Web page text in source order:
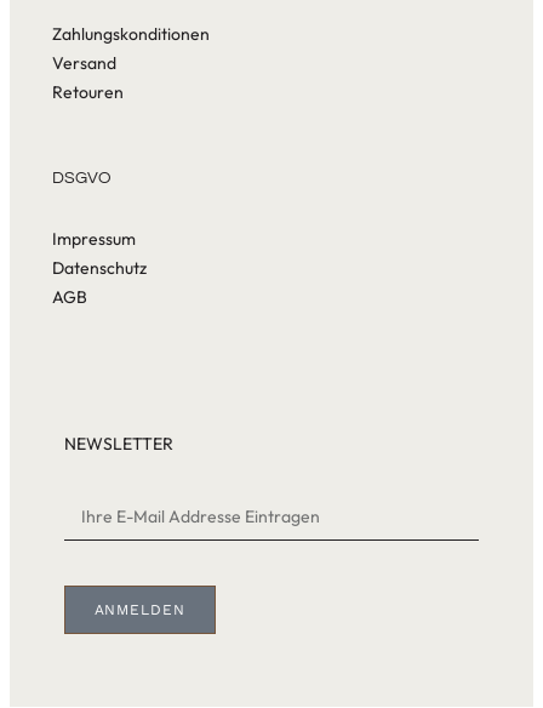
Zahlungskonditionen
Versand
Retouren
DSGVO
Impressum
Datenschutz
AGB
NEWSLETTER
ANMELDEN